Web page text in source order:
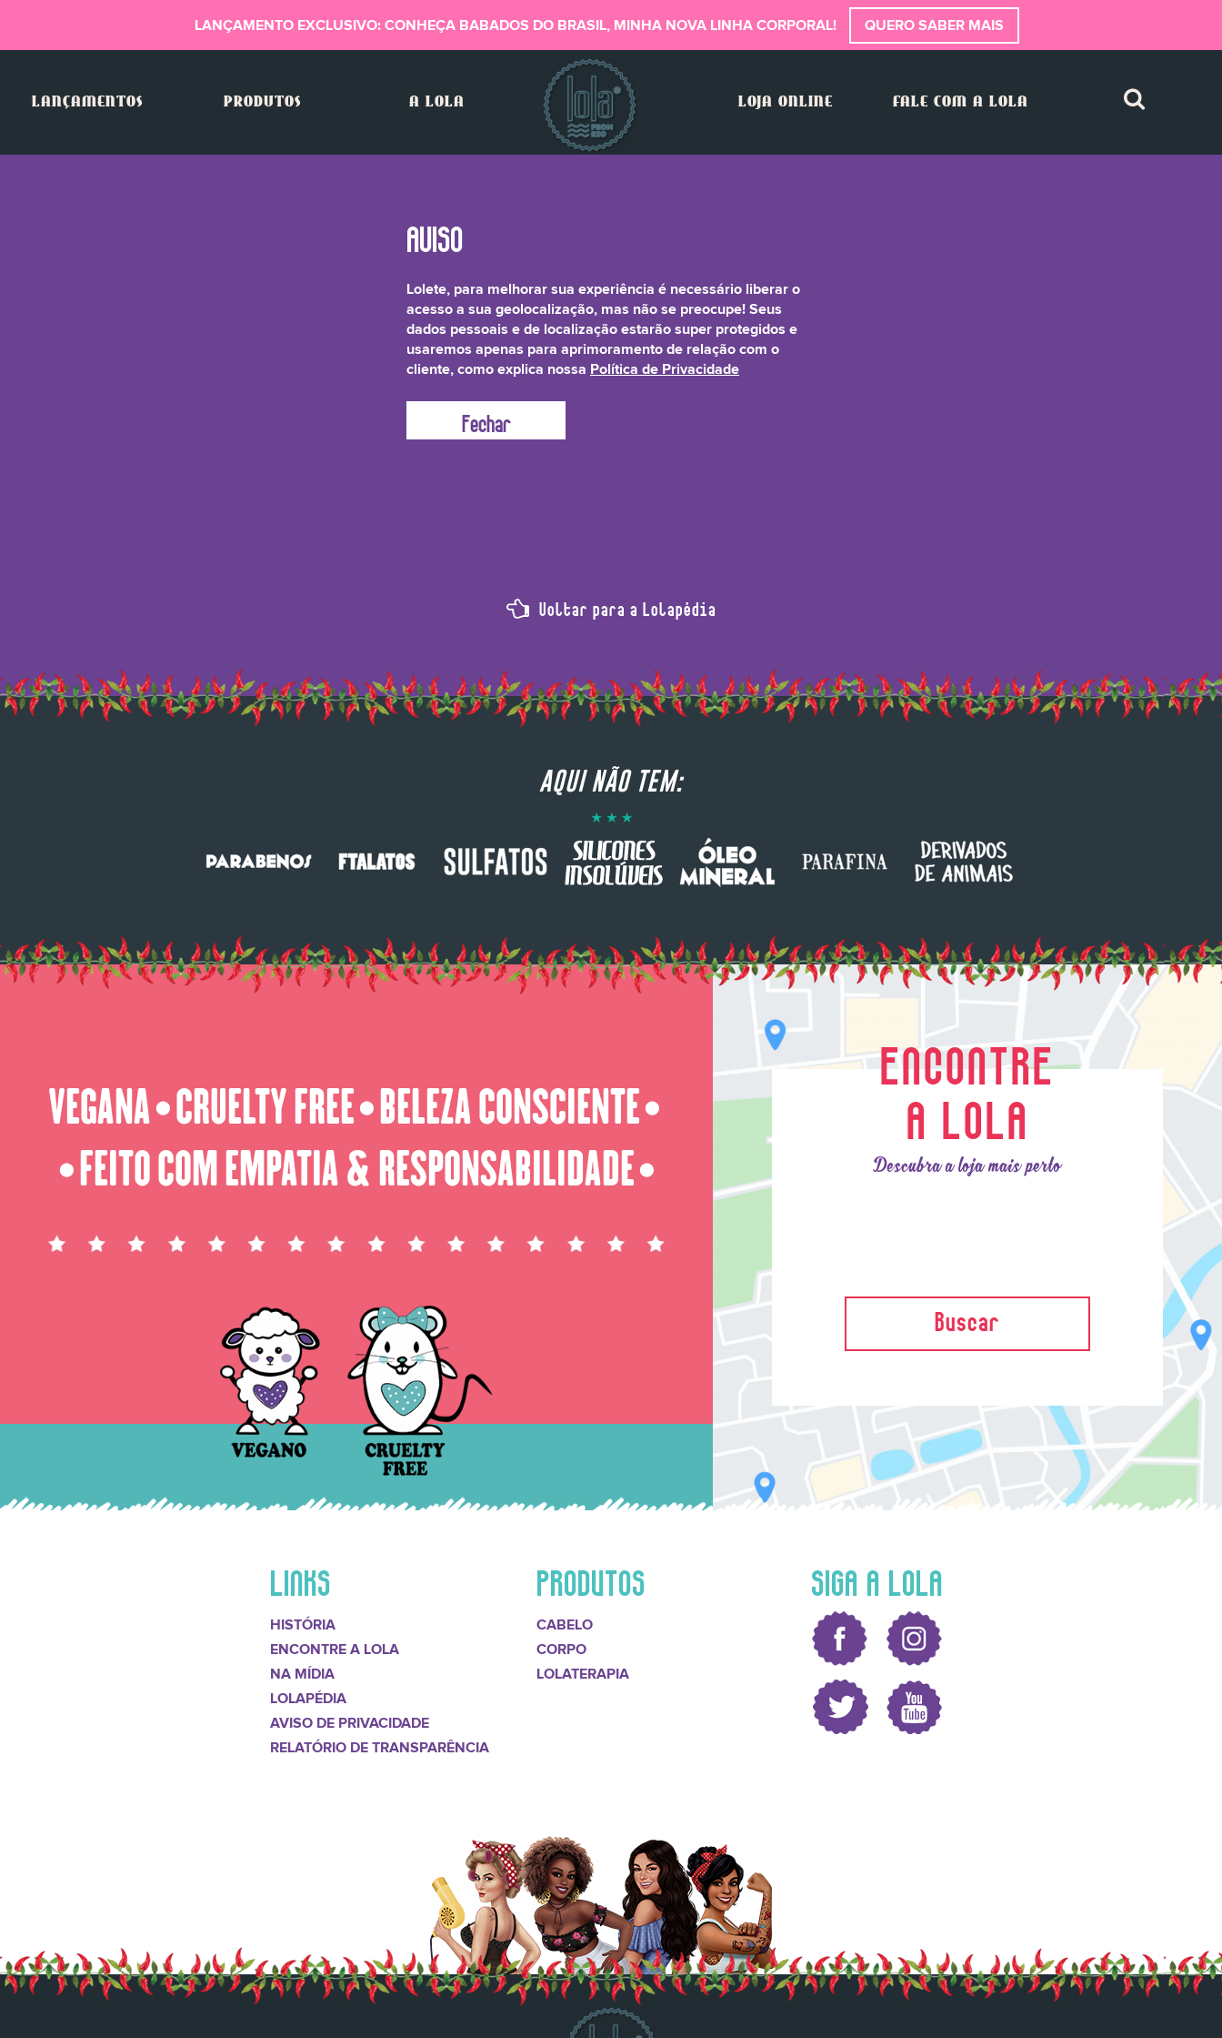
LANÇAMENTO EXCLUSIVO: CONHEÇA BABADOS DO BRASIL, MINHA NOVA LINHA CORPORAL! QUERO SABER MAIS
LANÇAMENTOS PRODUTOS A LOLA LOJA ONLINE FALE COM A LOLA
Dicalcium Phosphate
Um agente que deixa aquele efeito matte babadeiro.
Voltar para a Lolapédia
AQUI NÃO TEM:
VEGANA ⬤ CRUELTY FREE ⬤ BELEZA CONSCIENTE ⬤
⬤ FEITO COM EMPATIA & RESPONSABILIDADE ⬤
ENCONTRE
A LOLA
Descubra a loja mais perto
Buscar
LINKS
HISTÓRIA
ENCONTRE A LOLA
NA MÍDIA
LOLAPÉDIA
AVISO DE PRIVACIDADE
RELATÓRIO DE TRANSPARÊNCIA
PRODUTOS
CABELO
CORPO
LOLATERAPIA
SIGA A LOLA
Lolete, para melhorar sua experiência é necessário liberar o
acesso a sua geolocalização, mas não se preocupe! Seus
dados pessoais e de localização estarão super protegidos e
usaremos apenas para aprimoramento de relação com o
cliente, como explica nossa Política de Privacidade